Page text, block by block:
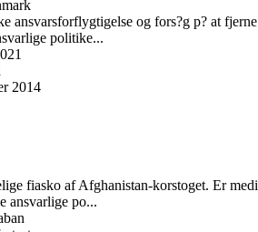
ansvarsforflygtigelse og fors?g p? at
politike...
2014
fiasko af Afghanistan-korstoget. Er
ansvarlige po...